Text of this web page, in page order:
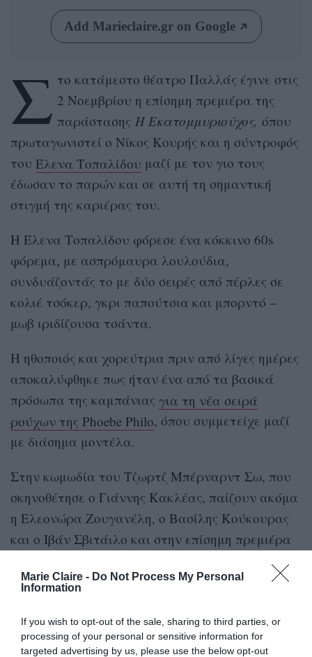
Marie Claire - Do Not Process My Personal
Information
If you wish to opt-out of the sale, sharing to third parties, or
processing of your personal or sensitive information for
targeted advertising by us, please use the below opt-out
Add Marieclaire.gr on Google
Σ το κατάμεστο θέατρο Παλλάς έγινε στις
2 Νοεμβρίου η επίσημη πρεμιέρα της
παράστασης Η Εκατομμυριούχος, όπου
πρωταγωνιστεί ο Νίκος Κουρής και η σύντροφός
του Έλενα Τοπαλίδου μαζί με τον γιο τους
έδωσαν το παρών και σε αυτή τη σημαντική
στιγμή της καριέρας του.
Η Έλενα Τοπαλίδου φόρεσε ένα κόκκινο 60s
φόρεμα, με ασπρόμαυρα λουλούδια,
συνδυάζοντάς το με δύο σειρές από πέρλες σε
κολιέ τσόκερ, γκρι παπούτσια και μπορντό –
μωβ ιριδίζουσα τσάντα.
Η ηθοποιός και χορεύτρια πριν από λίγες ημέρες
αποκαλύφθηκε πως ήταν ένα από τα βασικά
πρόσωπα της καμπάνιας για τη νέα σειρά
ρούχων της Phoebe Philo, όπου συμμετείχε μαζί
με διάσημα μοντέλα.
Στην κωμωδία του Τζωρτζ Μπέρναρντ Σω, που
σκηνοθέτησε ο Γιάννης Κακλέας, παίζουν ακόμα
η Ελεονώρα Ζουγανέλη, ο Βασίλης Κούκουρας
και ο Ιβάν Σβιτάιλο και στην επίσημη πρεμιέρα
Κεφαλογιάννη και η Αθηνά Οικονομάκου.
Παρακάτω μπορείτε να δείτε το look της Έλενας
Τοπαλίδου που ξεχώρισε: